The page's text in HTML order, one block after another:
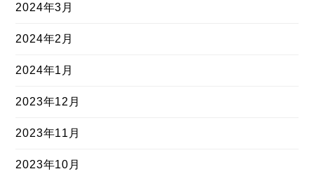
2024年3月
2024年2月
2024年1月
2023年12月
2023年11月
2023年10月